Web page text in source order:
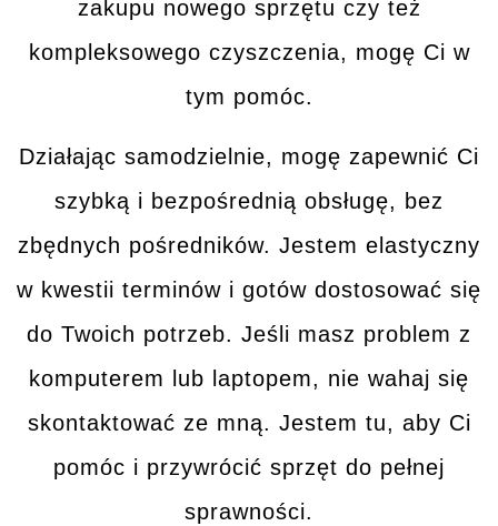
zakupu nowego sprzętu czy też
kompleksowego czyszczenia, mogę Ci w
tym pomóc.
Działając samodzielnie, mogę zapewnić Ci
szybką i bezpośrednią obsługę, bez
zbędnych pośredników. Jestem elastyczny
w kwestii terminów i gotów dostosować się
do Twoich potrzeb. Jeśli masz problem z
komputerem lub laptopem, nie wahaj się
skontaktować ze mną. Jestem tu, aby Ci
pomóc i przywrócić sprzęt do pełnej
sprawności.